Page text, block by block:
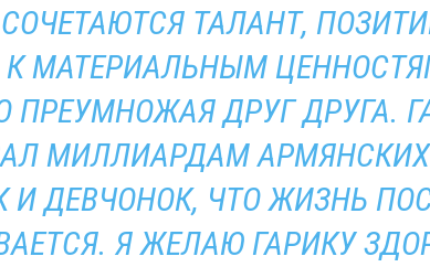
ТАЛАНТ,
МАТЕРИАЛЬНЫМ
ПРЕУМНОЖАЯ ДРУГ ДРУГА.
МИЛЛИАРДАМ АРМЯНСКИХ
ДЕВЧОНОК, ЧТО ЖИЗНЬ
Я ЖЕЛАЮ ГАРИКУ